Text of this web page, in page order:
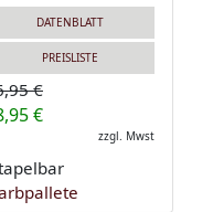
DATENBLATT
PREISLISTE
€
€
zzgl. Mwst